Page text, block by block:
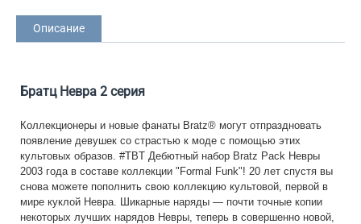
Описание
Братц Невра 2 серия
Коллекционеры и новые фанаты Bratz® могут отпраздновать
появление девушек со страстью к моде с помощью этих
культовых образов. #TBT Дебютный набор Bratz Pack Невры
2003 года в составе коллекции "Formal Funk"! 20 лет спустя вы
снова можете пополнить свою коллекцию культовой, первой в
мире куклой Невра. Шикарные наряды — почти точные копии
некоторых лучших нарядов Невры, теперь в совершенно новой,